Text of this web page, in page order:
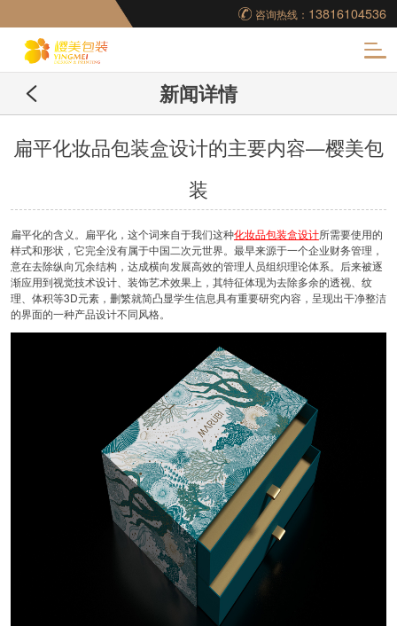
咨询热线： 13816104536
妆品包装盒工厂,高档
包装盒定制,创意包装
新闻详情
扁平化妆品包装盒设计的主要内容—樱美包
装
扁平化的含义。扁平化，这个词来自于我们这种化妆品包装盒设计所需要使用的
样式和形状，它完全没有属于中国二次元世界。最早来源于一个企业财务管理，
意在去除纵向冗余结构，达成横向发展高效的管理人员组织理论体系。后来被逐
渐应用到视觉技术设计、装饰艺术效果上，其特征体现为去除多余的透视、纹
理、体积等3D元素，删繁就简凸显学生信息具有重要研究内容，呈现出干净整洁
的界面的一种产品设计不同风格。